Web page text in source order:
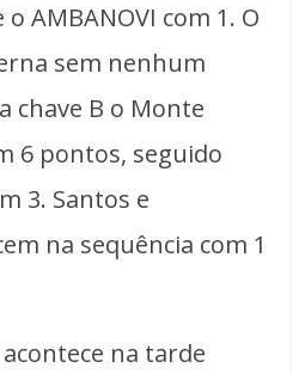
AMBANOVI com 1. O
sem nenhum
chave B o Monte
6 pontos, seguido
3. Santos e
na sequência com 1
na tarde